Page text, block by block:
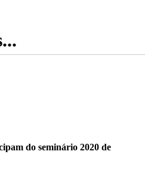
do seminário 2020 de